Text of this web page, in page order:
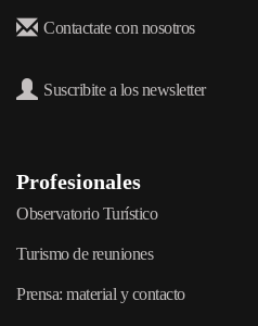
Contactate con nosotros
Suscribite a los newsletter
Profesionales
Observatorio Turístico
Turismo de reuniones
Prensa: material y contacto